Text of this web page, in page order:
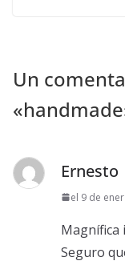
Un
Ernesto
el 9 de
Magnífica
Seguro